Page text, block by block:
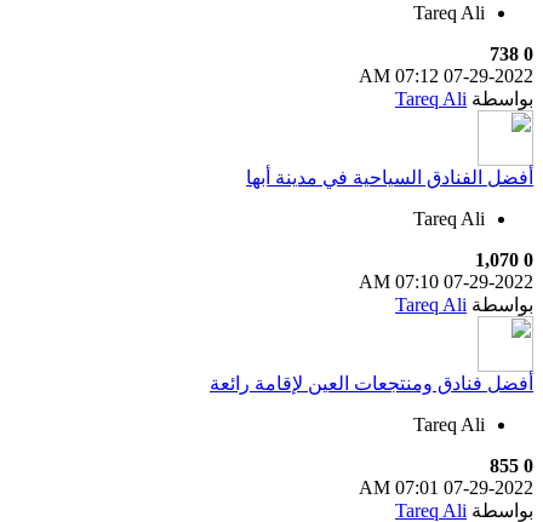
Tareq Ali
0
738
07-29-2022
07:12 AM
بواسطة Tareq Ali
أفضل الفنادق السياحية في مدينة أبها
Tareq Ali
0
1,070
07-29-2022
07:10 AM
بواسطة Tareq Ali
أفضل فنادق ومنتجعات العين لإقامة رائعة
Tareq Ali
0
855
07-29-2022
07:01 AM
بواسطة Tareq Ali